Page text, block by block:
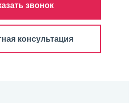
звонок
консультация